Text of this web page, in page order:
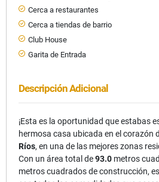
Cerca a restaurantes
Cerca a tiendas de barrio
Club House
Garita de Entrada
Descripción Adicional
¡Esta es la oportunidad que estabas
hermosa casa ubicada en el corazón
Ríos, en una de las mejores zonas
Con un área total de93.0 metros
metros cuadrados de construcción,